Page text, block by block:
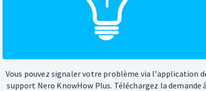
Vous pouvez signaler votre problème via l'application
support Nero KnowHow Plus. Téléchargez la demande à